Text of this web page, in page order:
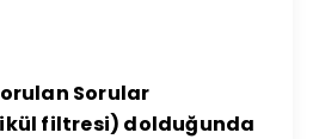
Sorular
filtresi) dolduğunda